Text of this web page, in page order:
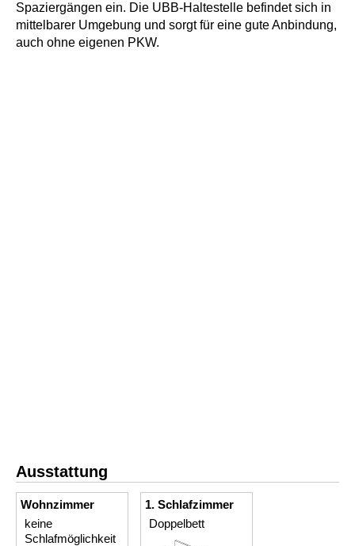
Spaziergängen ein. Die UBB-Haltestelle befindet sich in
mittelbarer Umgebung und sorgt für eine gute Anbindung,
auch ohne eigenen PKW.
Ausstattung
Wohnzimmer
keine
Schlafmöglichkeit
1. Schlafzimmer
Doppelbett